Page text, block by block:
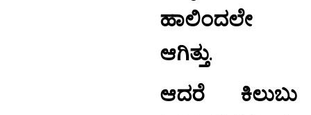
ಹಾಲಿಂದಲೇ
ಆಗಿತ್ತು.
ಆದರೆ ಕಿಲುಬು